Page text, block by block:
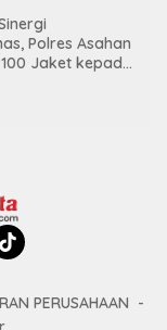
Polres Asahan
Jaket kepada
PERUSAHAAN